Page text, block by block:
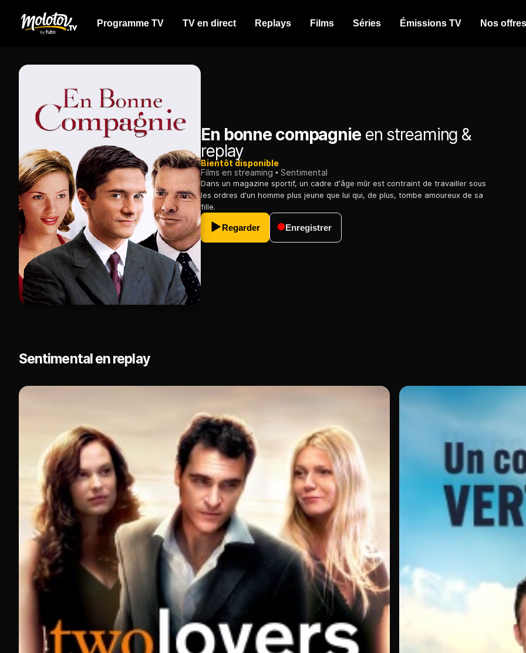
Programme TV TV en direct Replays Films Séries Émissions TV Nos offres
En bonne compagnieen streaming &
replay
Bientôt disponible
Films en streaming
Sentimental
Dans un magazine sportif, un cadre d'âge mûr est contraint de travailler sous
les ordres d'un homme plus jeune que lui qui, de plus, tombe amoureux de sa
fille.
Regarder Enregistrer
Sentimental en replay